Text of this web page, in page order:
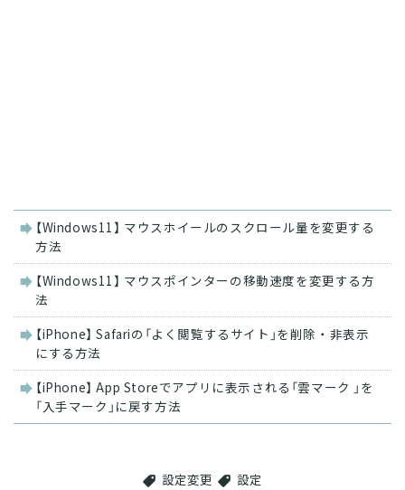
連
事
【Windows11】 マウスホイールのスクロール量を変更する
方法
【Windows11】 マウスポインターの移動速度を変更する方
法
【iPhone】 Safariの「よく閲覧するサイト」を削除・非表示
にする方法
【iPhone】 App Storeでアプリに表示される「雲マーク 」を
「入手マーク」に戻す方法
設定変更 設定